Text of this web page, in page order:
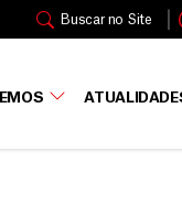
Buscar no Site